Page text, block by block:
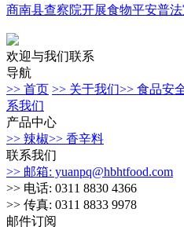
商南县查察院开展食物平安普
欢迎与我们联系
导航
>> 首页 >> 关于我们>> 食品安
系我们
产品中心
>> 辣椒>> 香辛料
联系我们
>> 邮箱: yuanpq@hbhtfood.com
>> 电话: 0311 8830 4366
>> 传真: 0311 8833 9978
邮件订阅